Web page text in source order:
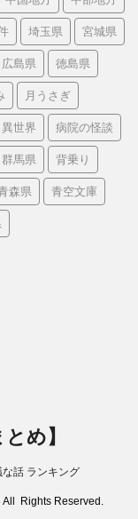
埼玉県 宮城県
広島県 徳島県
月うさぎ
異世界 病院の怪談
群馬県 背乗り
森県 青空文庫
め】
話 ランキング
All Rights Reserved.